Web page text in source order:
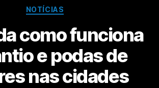
NOTÍCIAS
como funciona
e podas de
nas cidades